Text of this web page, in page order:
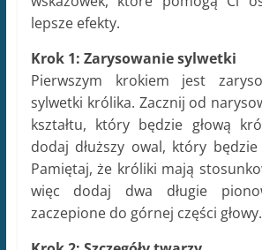
lepsze efekty.
Krok 1: Zarysowanie sylwetki
Pierwszym krokiem jest
sylwetki królika. Zacznij od
kształtu, który będzie głową
dodaj dłuższy owal, który będzie
Pamiętaj, że króliki mają
więc dodaj dwa długie
zaczepione do górnej części głowy.